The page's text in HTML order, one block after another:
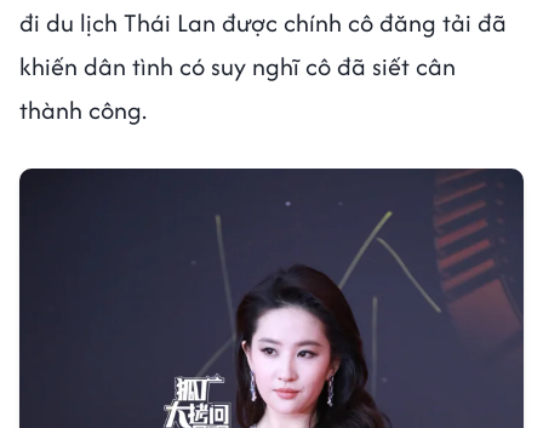
đi du lịch Thái Lan được chính cô đăng tải đã
khiến dân tình có suy nghĩ cô đã siết cân
thành công.